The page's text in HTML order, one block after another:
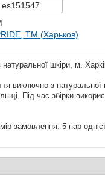
es151547
TM (Харьков)
натуральної шкіри, м.
виключно з натуральної
Під час збірки
замовлення: 5 пар